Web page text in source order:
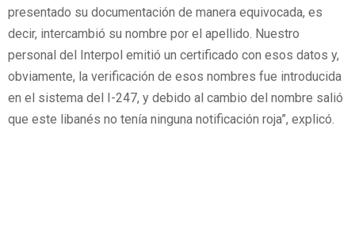
presentado su documentación de manera equivocada, es
decir, intercambió su nombre por el apellido. Nuestro
personal del Interpol emitió un certificado con esos datos y,
obviamente, la verificación de esos nombres fue introducida
en el sistema del I-247, y debido al cambio del nombre salió
que este libanés no tenía ninguna notificación roja”, explicó.